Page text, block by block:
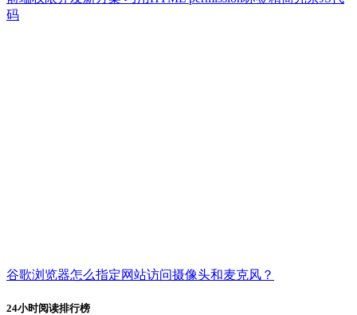
码
谷歌浏览器怎么指定网站访问摄像头和麦克风？
24小时阅读排行榜